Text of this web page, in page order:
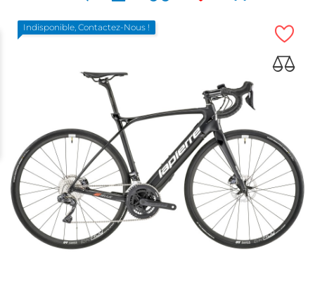
Indisponible, Contactez-Nous !